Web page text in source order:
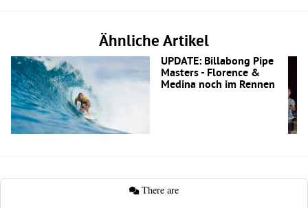
Ähnliche Artikel
UPDATE: Billabong Pipe
Masters - Florence &
Medina noch im Rennen